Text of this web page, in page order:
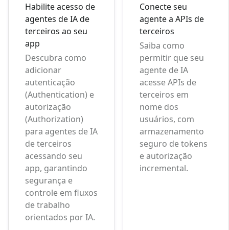
Habilite acesso de
agentes de IA de
terceiros ao seu
app
Descubra como
adicionar
autenticação
(Authentication) e
autorização
(Authorization)
para agentes de IA
de terceiros
acessando seu
app, garantindo
segurança e
controle em fluxos
de trabalho
orientados por IA.
Conecte seu
agente a APIs de
terceiros
Saiba como
permitir que seu
agente de IA
acesse APIs de
terceiros em
nome dos
usuários, com
armazenamento
seguro de tokens
e autorização
incremental.